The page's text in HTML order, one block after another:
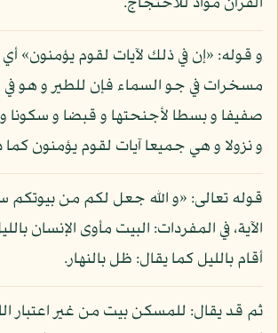
و قوله: «إن في ذلك لآيات لقوم يؤمنون» أي
مسخرات في جو السماء فإن للطير و هو في
صفيفا و بسطا لأجنحتها و قبضا و سكونا و
و نزولا و هي جميعا آيات لقوم يؤمنون كما
قوله تعالى: «و الله جعل لكم من بيوتكم
الآية، في المفردات: البيت مأوى الإنسان
أقام بالليل كما يقال: ظل بالنهار.
ثم قد يقال: للمسكن بيت من غير اعتبار